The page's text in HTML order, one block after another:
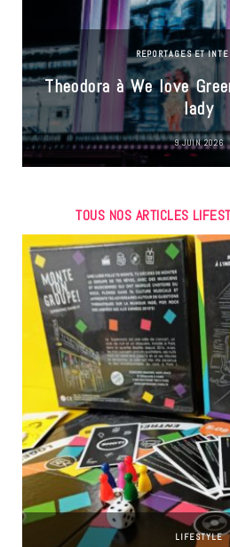
REPORTAGES ET
Theodora à We love
lady
9 JUIN 2026
TOUS NOS ARTICLES
LIFESTYLE